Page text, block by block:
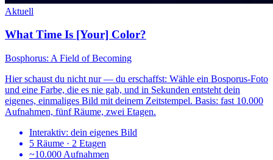
Aktuell
What Time Is [Your] Color?
Bosphorus: A Field of Becoming
Hier schaust du nicht nur — du erschaffst: Wähle ein Bosporus-Foto
und eine Farbe, die es nie gab, und in Sekunden entsteht dein
eigenes, einmaliges Bild mit deinem Zeitstempel. Basis: fast 10.000
Aufnahmen, fünf Räume, zwei Etagen.
Interaktiv: dein eigenes Bild
5 Räume · 2 Etagen
~10.000 Aufnahmen